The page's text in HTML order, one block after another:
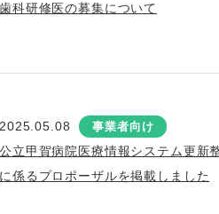
歯科研修医の募集について
2025.05.08 事業者向け
公立甲賀病院医療情報システム更新
に係るプロポーザルを掲載しました